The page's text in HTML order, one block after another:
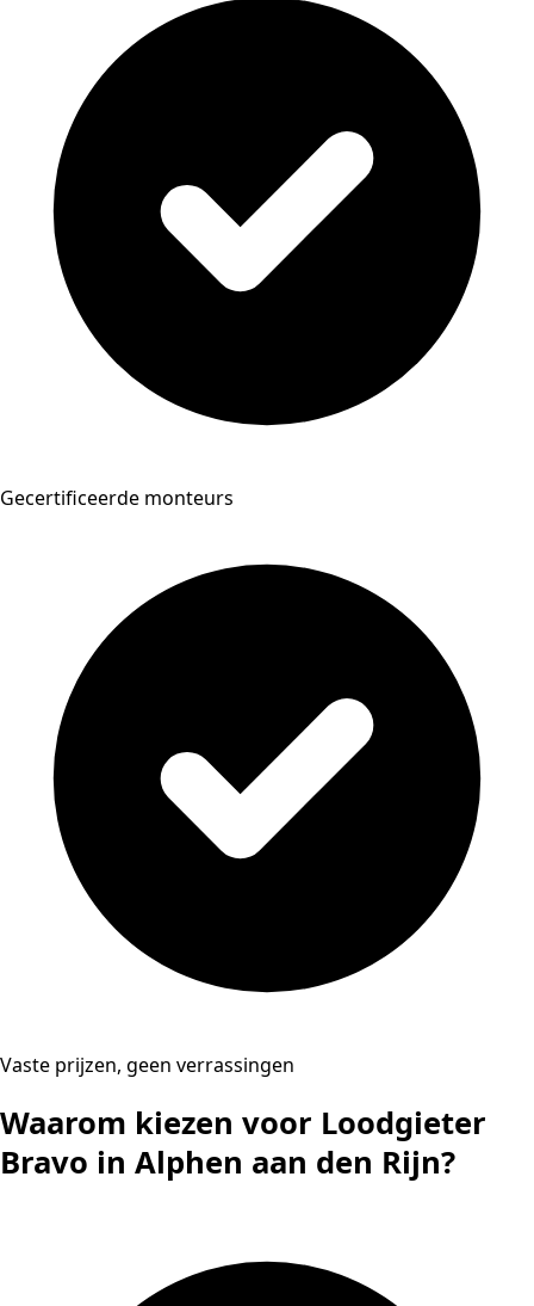
Gecertificeerde monteurs
Vaste prijzen, geen verrassingen
Waarom kiezen voor Loodgieter
Bravo in Alphen aan den Rijn?